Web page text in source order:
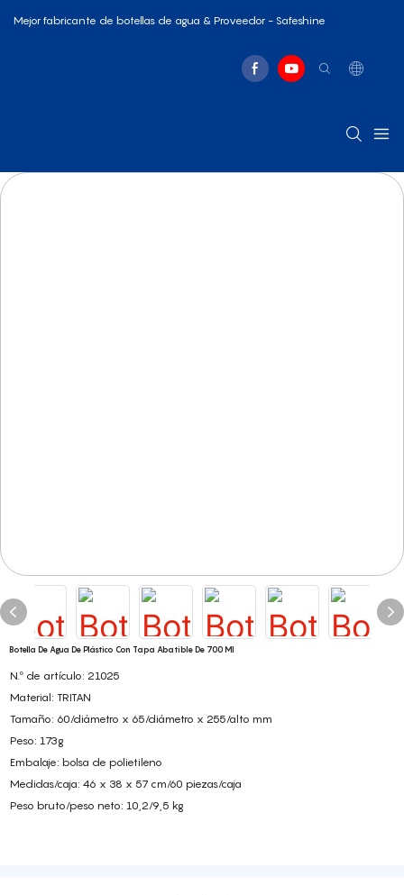
Mejor fabricante de botellas de agua & Proveedor - Safeshine
Botella De Agua De Plástico Con Tapa Abatible De 700 Ml
N.º de artículo: 21025
Material: TRITAN
Tamaño: 60/diámetro x 65/diámetro x 255/alto mm
Peso: 173g
Embalaje: bolsa de polietileno
Medidas/caja: 46 x 38 x 57 cm/60 piezas/caja
Peso bruto/peso neto: 10,2/9,5 kg